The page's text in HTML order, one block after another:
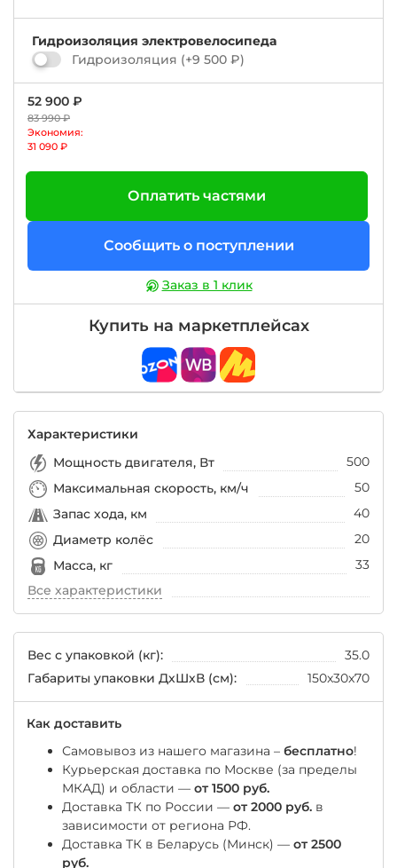
Гидроизоляция электровелосипеда
Гидроизоляция (+9 500 ₽)
52 900 ₽
83 990 ₽
Экономия:
31 090 ₽
Оплатить частями
Сообщить о поступлении
Заказ в 1 клик
Купить на маркетплейсах
Характеристики
Мощность двигателя, Вт
500
Максимальная скорость, км/ч
50
Запас хода, км
40
Диаметр колёс
20
Масса, кг
33
Все характеристики
Вес с упаковкой (кг):
35.0
Габариты упаковки ДхШхВ (см):
150x30x70
Как доставить
Самовывоз из нашего магазина – бесплатно!
Курьерская доставка по Москве (за пределы
МКАД) и области — от 1500 руб.
Доставка ТК по России — от 2000 руб. в
зависимости от региона РФ.
Доставка ТК в Беларусь (Минск) — от 2500
руб.